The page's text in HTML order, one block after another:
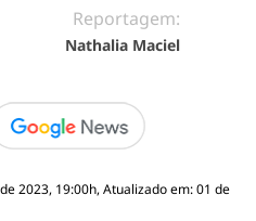
Reportagem:
Nathalia Maciel
2023, 19:00h, Atualizado em: 01 de